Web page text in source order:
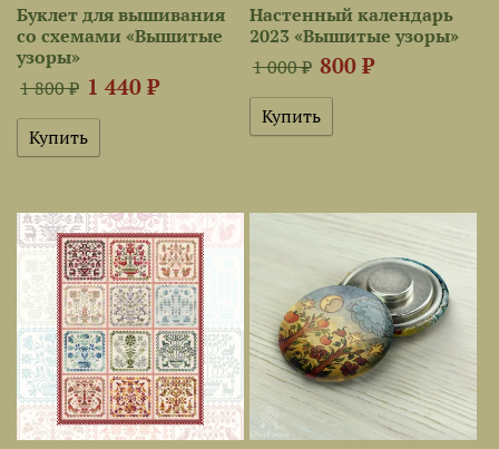
Буклет для вышивания
со схемами «Вышитые
узоры»
1 800 ₽ 1 440 ₽
Настенный календарь
2023 «Вышитые узоры»
1 000 ₽ 800 ₽